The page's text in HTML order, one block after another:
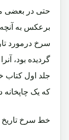
حتی در بعضی
برعکس به
سرخ درمورد
گردیده بود،
جلد اول کتاب
که یک چاپخانه
خط سرخ تاریخ